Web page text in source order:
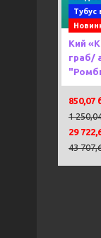
Тубус
Кий
граб/
850,07
1
29
43